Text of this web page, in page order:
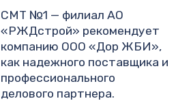
СМТ №1 — филиал АО
«РЖДстрой» рекомендует
компанию ООО «Дор ЖБИ»,
как надежного поставщика и
профессионального
делового партнера.